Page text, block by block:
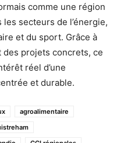
comme une région
secteurs de l’énergie,
et du sport. Grâce à
projets concrets, ce
réel d’une
et durable.
agroalimentaire